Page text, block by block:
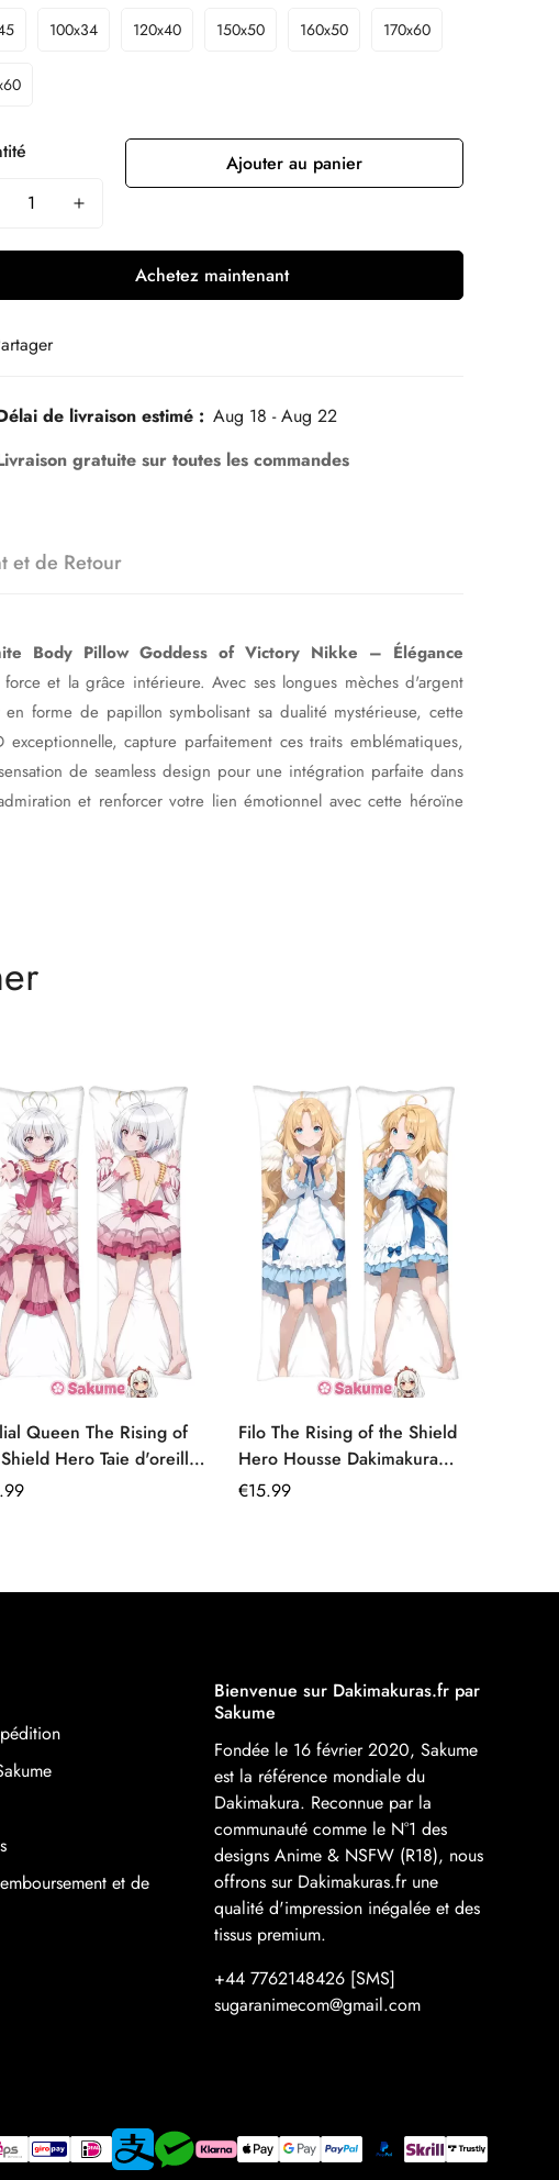
100x34 120x40 150x50 160x50 170x60
Ajouter au panier
Achetez maintenant
Partager
de livraison estimé : Aug 18 - Aug 22
gratuite sur toutes les commandes
et de Retour
Body Pillow Goddess of Victory Nikke – Élégance
et la grâce intérieure. Avec ses longues mèches d'argent
forme de papillon symbolisant sa dualité mystérieuse, cette
capture parfaitement ces traits emblématiques,
de seamless design pour une intégration parfaite dans
et renforcer votre lien émotionnel avec cette héroïne
Queen The Rising of
Hero Taie d'oreiller
160cm x 50cm
Filo The Rising of the Shield
Hero Housse Dakimakura
décoration chambre
Prix
€15.99
et de
Bienvenue sur Dakimakuras.fr par
Sakume
Fondée le 16 février 2020, Sakume
est la référence mondiale du
Dakimakura. Reconnue par la
communauté comme le N°1 des
designs Anime & NSFW (R18), nous
offrons sur Dakimakuras.fr une
qualité d'impression inégalée et des
tissus premium.
+44 7762148426 [SMS]
sugaranimecom@gmail.com